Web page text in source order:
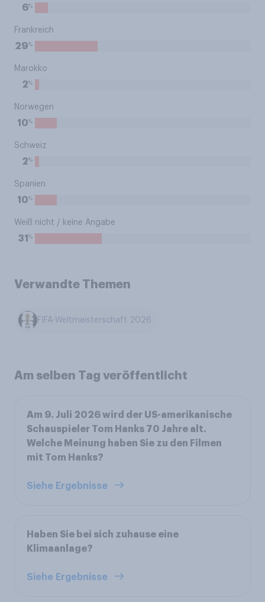
6%
Frankreich
29%
Marokko
2%
Norwegen
10%
Schweiz
2%
Spanien
10%
Weiß nicht / keine Angabe
31 %
Verwandte Themen
FIFA-Weltmeisterschaft 2026
Am selben Tag veröffentlicht
Am 9. Juli 2026 wird der US-amerikanische
Schauspieler Tom Hanks 70 Jahre alt.
Welche Meinung haben Sie zu den Filmen
mit Tom Hanks?
Siehe Ergebnisse
Haben Sie bei sich zuhause eine
Klimaanlage?
Siehe Ergebnisse